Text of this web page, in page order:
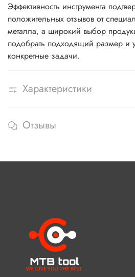
Эффективность инструмента
положительных отзывов от
металла, а широкий выбор
подобрать подходящий размер и
конкретные задачи.
Характеристики
Отзывы